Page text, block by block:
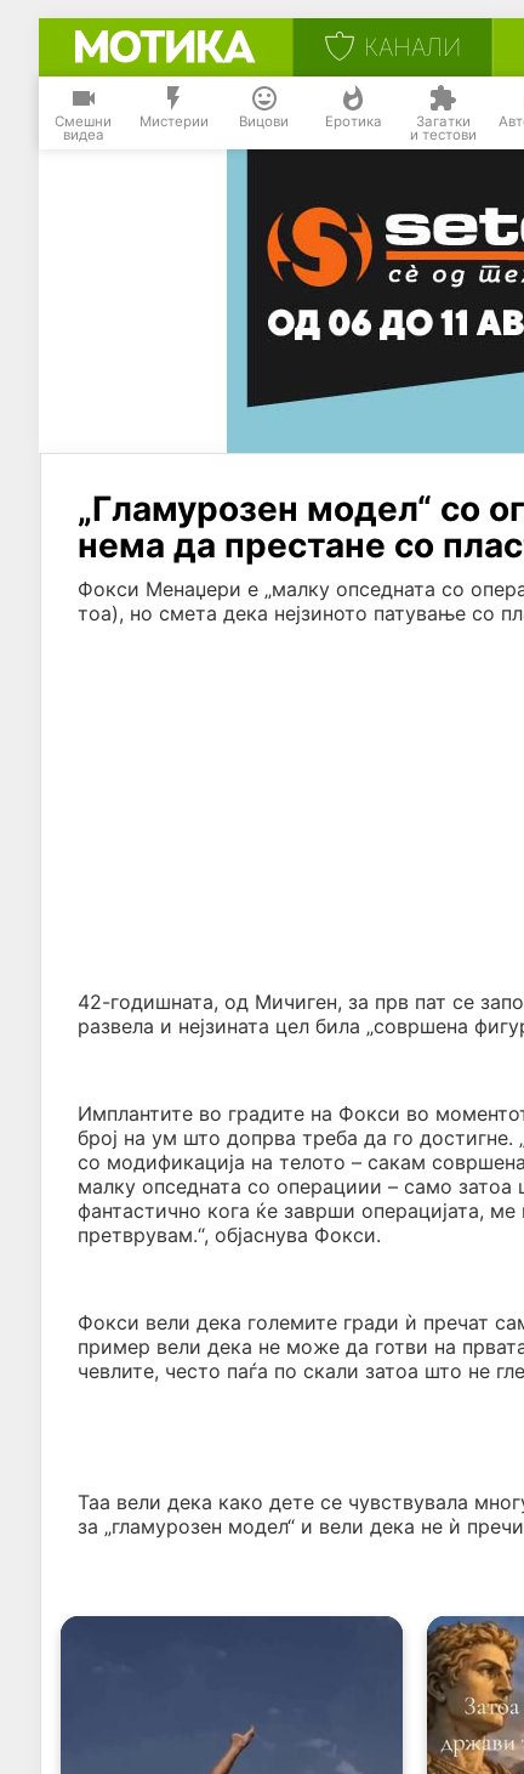
КАНАЛИ
Смешни
видеа
Мистерии Вицови Еротика Загатки
и тестови
„Гламурозен модел“ со
нема да престане со
Фокси Менаџери е „малку опседната со
тоа), но смета дека нејзиното патување со
42-годишната, од Мичиген, за прв пат се
развела и нејзината цел била „совршена
Имплантите во градите на Фокси во
број на ум што допрва треба да го
со модификација на телото – сакам
малку опседната со операциии – само
фантастично кога ќе заврши операцијата,
претврувам.“, објаснува Фокси.
Фокси вели дека големите гради ѝ пречат
пример вели дека не може да готви на
чевлите, често паѓа по скали затоа што не
Таа вели дека како дете се чувствувала
за „гламурозен модел“ и вели дека не ѝ